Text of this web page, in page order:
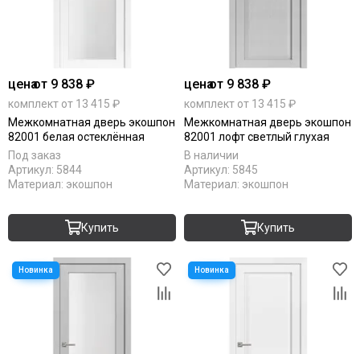
ценаот 9 838 ₽
комплект от 13 415 ₽
Межкомнатная дверь экошпон
82001 белая остеклённая
Под заказ
Артикул: 5844
Материал: экошпон
Купить
ценаот 9 838 ₽
комплект от 13 415 ₽
Межкомнатная дверь экошпон
82001 лофт светлый глухая
В наличии
Артикул: 5845
Материал: экошпон
Купить